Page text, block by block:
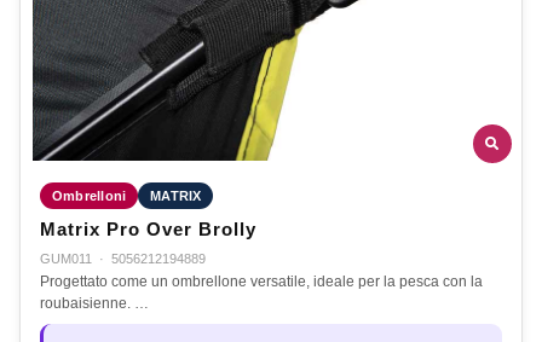
Ombrelloni MATRIX
Matrix Pro Over Brolly
GUM011 · 5056212194889
Progettato come un ombrellone versatile, ideale per la pesca con la
roubaisienne. …